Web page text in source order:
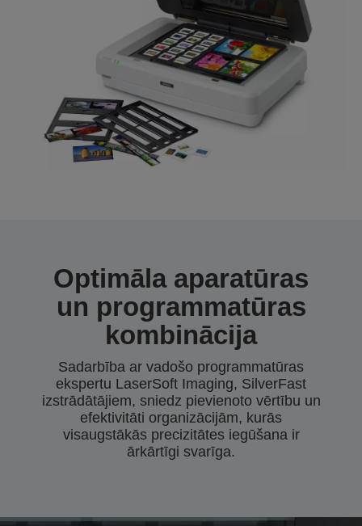
Optimāla aparatūras
un programmatūras
kombinācija
Sadarbība ar vadošo programmatūras
ekspertu LaserSoft Imaging, SilverFast
izstrādātājiem, sniedz pievienoto vērtību un
efektivitāti organizācijām, kurās
visaugstākās precizitātes iegūšana ir
ārkārtīgi svarīga.